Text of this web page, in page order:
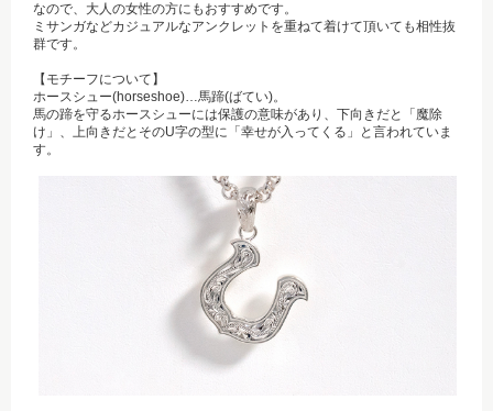
なので、大人の女性の方にもおすすめです。
ミサンガなどカジュアルなアンクレットを重ねて着けて頂いても相性抜
群です。
【モチーフについて】
ホースシュー(horseshoe)…馬蹄(ばてい)。
馬の蹄を守るホースシューには保護の意味があり、下向きだと「魔除
け」、上向きだとそのU字の型に「幸せが入ってくる」と言われていま
す。